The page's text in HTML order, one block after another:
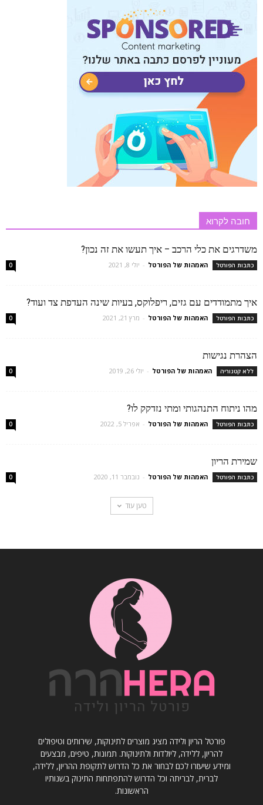
חובה לקרוא
משדרגים את כלי הרכב – איך תעשו את זה נכון?
כתבות הפורטל האמהות של הפורטל - יולי 8, 2021 0
איך מתמודדים עם גזים, ריפלוקס, בעיות שינה העדפת צד ועוד?
כתבות הפורטל האמהות של הפורטל - מרץ 21, 2021 0
הצהרת נגישות
ללא קטגוריה האמהות של הפורטל - יולי 26, 2019 0
מהו ניתוח התנהגותי ומתי נזדקק לו?
כתבות הפורטל האמהות של הפורטל - אפריל 5, 2022 0
שמירת הריון
כתבות הפורטל האמהות של הפורטל - נובמבר 11, 2020 0
טען עוד
פורטל הריון ולידה מציג מוצרים לתינוקות, שירותים וטיפולים
להריון, ללידה, ליולדות ולתינוקות. תמונות, טיפים, מבצעים
ומידע שיעזרו לכם לבחור את כל הדרוש לתקופת ההריון, ללידה,
לברית, לבריתה וכל הדרוש להתפתחות התינוק בשנותיו
הראשונות.